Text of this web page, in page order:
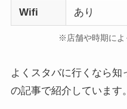
Wifi あり
※店舗や時期によ
よくスタバに行くなら
の記事で紹介しています。